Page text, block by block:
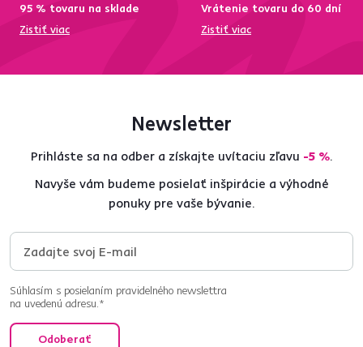
95 % tovaru na sklade
Zistiť viac
Vrátenie tovaru do 60 dní
Zistiť viac
Newsletter
Prihláste sa na odber a získajte uvítaciu zľavu -5 %.
Navyše vám budeme posielať inšpirácie a výhodné
ponuky pre vaše bývanie.
Súhlasím s posielaním pravidelného newslettra
na uvedenú adresu.*
Odoberať